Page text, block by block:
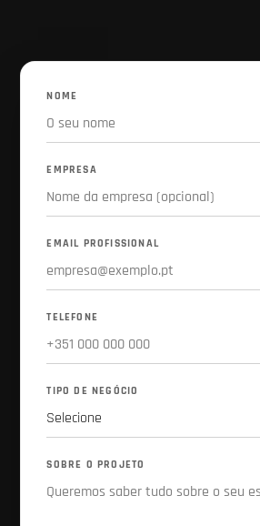
NOME
EMPRESA
EMAIL PROFISSIONAL
TELEFONE
TIPO DE NEGÓCIO
SOBRE O PROJETO